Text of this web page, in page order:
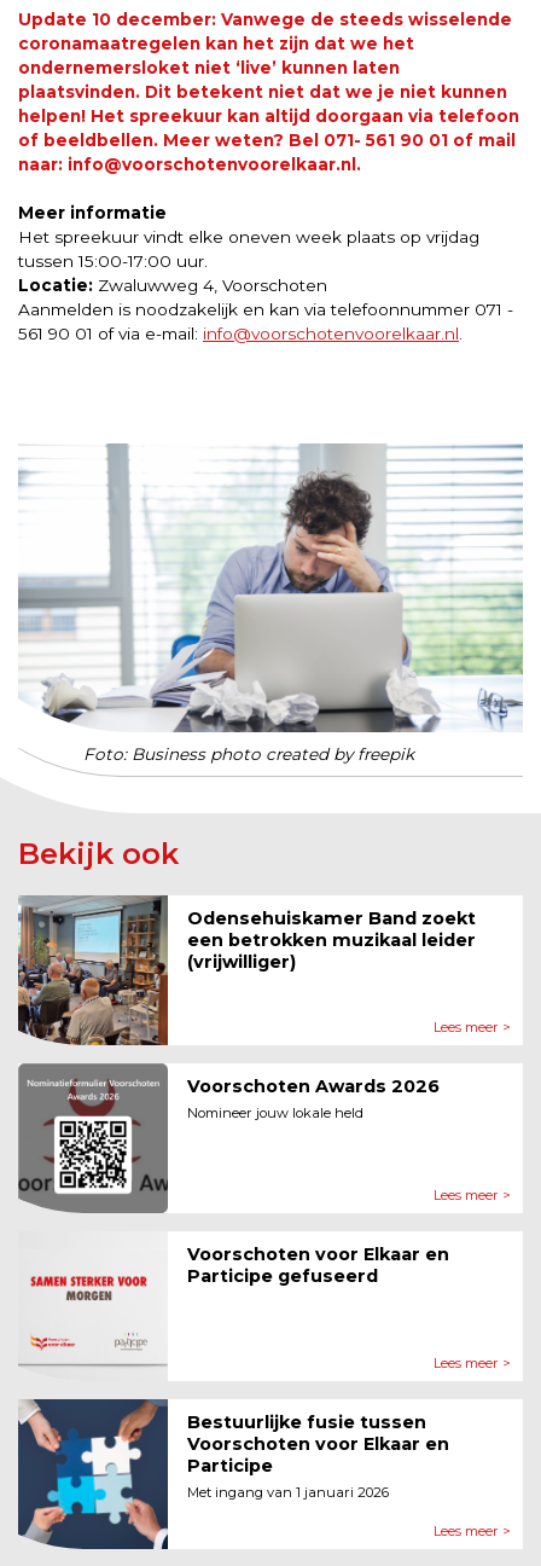
Update 10 december: Vanwege de steeds wisselende
coronamaatregelen kan het zijn dat we het
ondernemersloket niet ‘live’ kunnen laten
plaatsvinden. Dit betekent niet dat we je niet kunnen
helpen! Het spreekuur kan altijd doorgaan via telefoon
of beeldbellen. Meer weten? Bel 071- 561 90 01 of mail
naar: info@voorschotenvoorelkaar.nl.
Meer informatie
Het spreekuur vindt elke oneven week plaats op vrijdag
tussen 15:00-17:00 uur.
Locatie: Zwaluwweg 4, Voorschoten
Aanmelden is noodzakelijk en kan via telefoonnummer 071 -
561 90 01 of via e-mail: info@voorschotenvoorelkaar.nl
Foto: Business photo created by freepik
Bekijk ook
Odensehuiskamer Band zoekt
een betrokken muzikaal leider
(vrijwilliger)
Lees meer >
Voorschoten Awards 2026
Nomineer jouw lokale held
Lees meer >
Voorschoten voor Elkaar en
Participe gefuseerd
Lees meer >
Bestuurlijke fusie tussen
Voorschoten voor Elkaar en
Participe
Met ingang van 1 januari 2026
Lees meer >